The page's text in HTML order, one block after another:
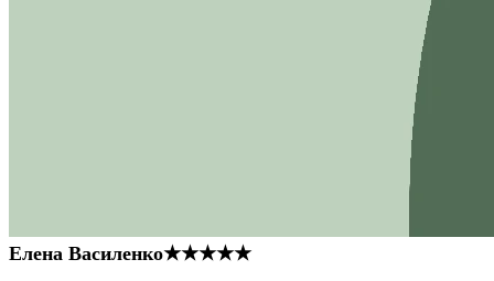
Елена Василенко★★★★★